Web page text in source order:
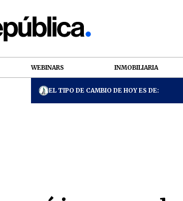
WEBINARS INMOBILIARIA
EL TIPO DE CAMBIO DE HOY ES DE: